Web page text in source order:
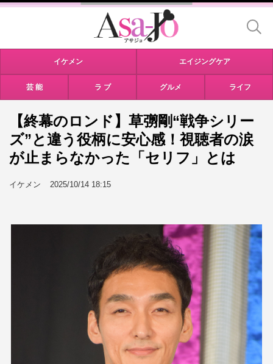
イケメン エイジングケア
芸 能 ラ ブ グルメ ライフ
【終幕のロンド】草彅剛“戦争シリー
ズ”と違う役柄に安心感！視聴者の涙
が止まらなかった「セリフ」とは
イケメン 2025/10/14 18:15